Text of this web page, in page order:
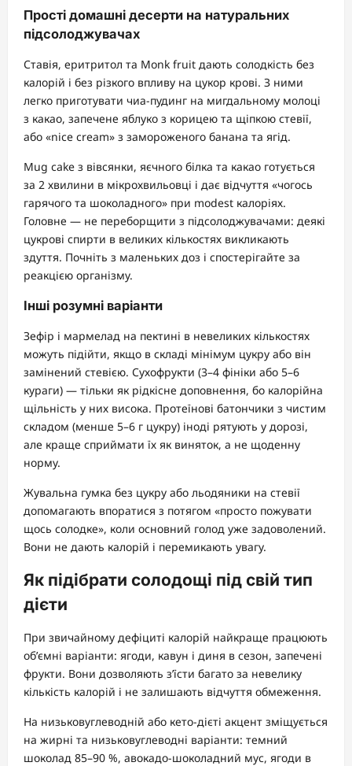
Прості домашні десерти на натуральних
підсолоджувачах
Ставія, еритритол та Monk fruit дають солодкість без
калорій і без різкого впливу на цукор крові. З ними
легко приготувати чиа-пудинг на мигдальному молоці
з какао, запечене яблуко з корицею та щіпкою стевії,
або «nice cream» з замороженого банана та ягід.
Мug cake з вівсянки, яєчного білка та какао готується
за 2 хвилини в мікрохвильовці і дає відчуття «чогось
гарячого та шоколадного» при modest калоріях.
Головне — не переборщити з підсолоджувачами: деякі
цукрові спирти в великих кількостях викликають
здуття. Почніть з маленьких доз і спостерігайте за
реакцією організму.
Інші розумні варіанти
Зефір і мармелад на пектині в невеликих кількостях
можуть підійти, якщо в складі мінімум цукру або він
замінений стевією. Сухофрукти (3–4 фініки або 5–6
кураги) — тільки як рідкісне доповнення, бо калорійна
щільність у них висока. Протеїнові батончики з чистим
складом (менше 5–6 г цукру) іноді рятують у дорозі,
але краще сприймати їх як виняток, а не щоденну
норму.
Жувальна гумка без цукру або льодяники на стевії
допомагають впоратися з потягом «просто пожувати
щось солодке», коли основний голод уже задоволений.
Вони не дають калорій і перемикають увагу.
Як підібрати солодощі під свій тип
дієти
При звичайному дефіциті калорій найкраще працюють
об’ємні варіанти: ягоди, кавун і диня в сезон, запечені
фрукти. Вони дозволяють з’їсти багато за невелику
кількість калорій і не залишають відчуття обмеження.
На низьковуглеводній або кето-дієті акцент зміщується
на жирні та низьковуглеводні варіанти: темний
шоколад 85–90 %, авокадо-шоколадний мус, ягоди в